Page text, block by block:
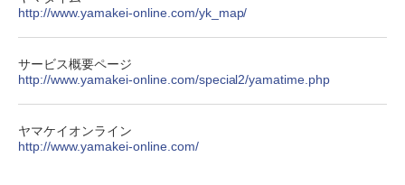
http://www.yamakei-online.com/yk_map/
サービス概要ページ
http://www.yamakei-online.com/special2/yamatime.php
ヤマケイオンライン
http://www.yamakei-online.com/